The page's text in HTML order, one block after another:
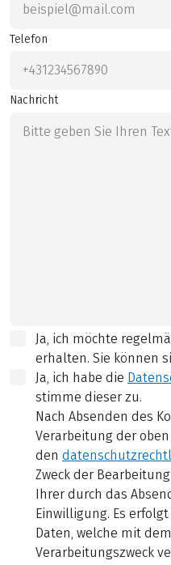
Telefon
Nachricht
Ja, ich möchte
erhalten. Sie können
Ja, ich habe die
stimme dieser zu.
Nach Absenden des
Verarbeitung der
den
Zweck der
Ihrer durch das
Einwilligung. Es
Daten, welche mit
Verarbeitungszweck